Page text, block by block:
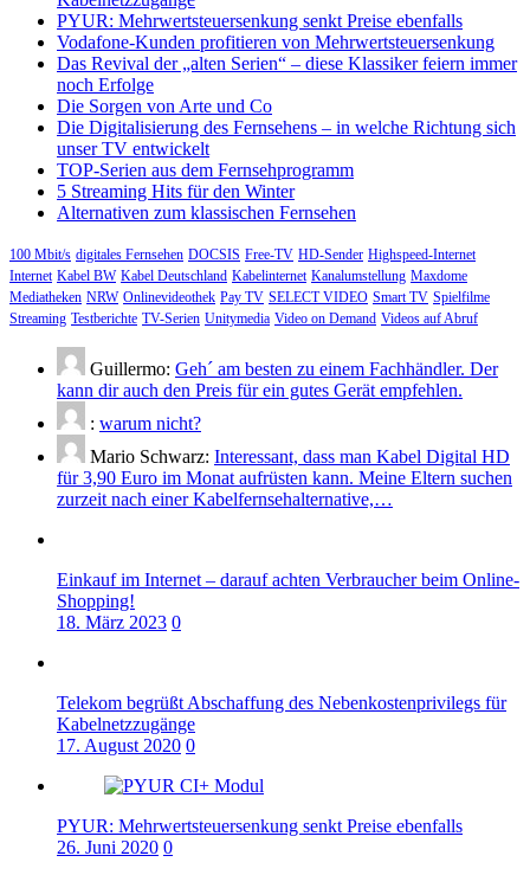
PYUR: Mehrwertsteuersenkung senkt Preise ebenfalls
Vodafone-Kunden profitieren von Mehrwertsteuersenkung
Das Revival der „alten Serien“ – diese Klassiker feiern immer
noch Erfolge
Die Sorgen von Arte und Co
Die Digitalisierung des Fernsehens – in welche Richtung sich
unser TV entwickelt
TOP-Serien aus dem Fernsehprogramm
5 Streaming Hits für den Winter
Alternativen zum klassischen Fernsehen
100 Mbit/s digitales Fernsehen DOCSIS Free-TV HD-Sender Highspeed-Internet
Internet Kabel BW Kabel Deutschland Kabelinternet Kanalumstellung Maxdome
Mediatheken NRW Onlinevideothek Pay TV SELECT VIDEO Smart TV Spielfilme
Streaming Testberichte TV-Serien Unitymedia Video on Demand Videos auf Abruf
Guillermo: Geh´ am besten zu einem Fachhändler. Der
kann dir auch den Preis für ein gutes Gerät empfehlen.
: warum nicht?
Mario Schwarz: Interessant, dass man Kabel Digital HD
für 3,90 Euro im Monat aufrüsten kann. Meine Eltern suchen
zurzeit nach einer Kabelfernsehalternative,…
Einkauf im Internet – darauf achten Verbraucher beim Online-
Shopping!
18. März 2023 0
Telekom begrüßt Abschaffung des Nebenkostenprivilegs für
Kabelnetzzugänge
17. August 2020 0
PYUR: Mehrwertsteuersenkung senkt Preise ebenfalls
26. Juni 2020 0